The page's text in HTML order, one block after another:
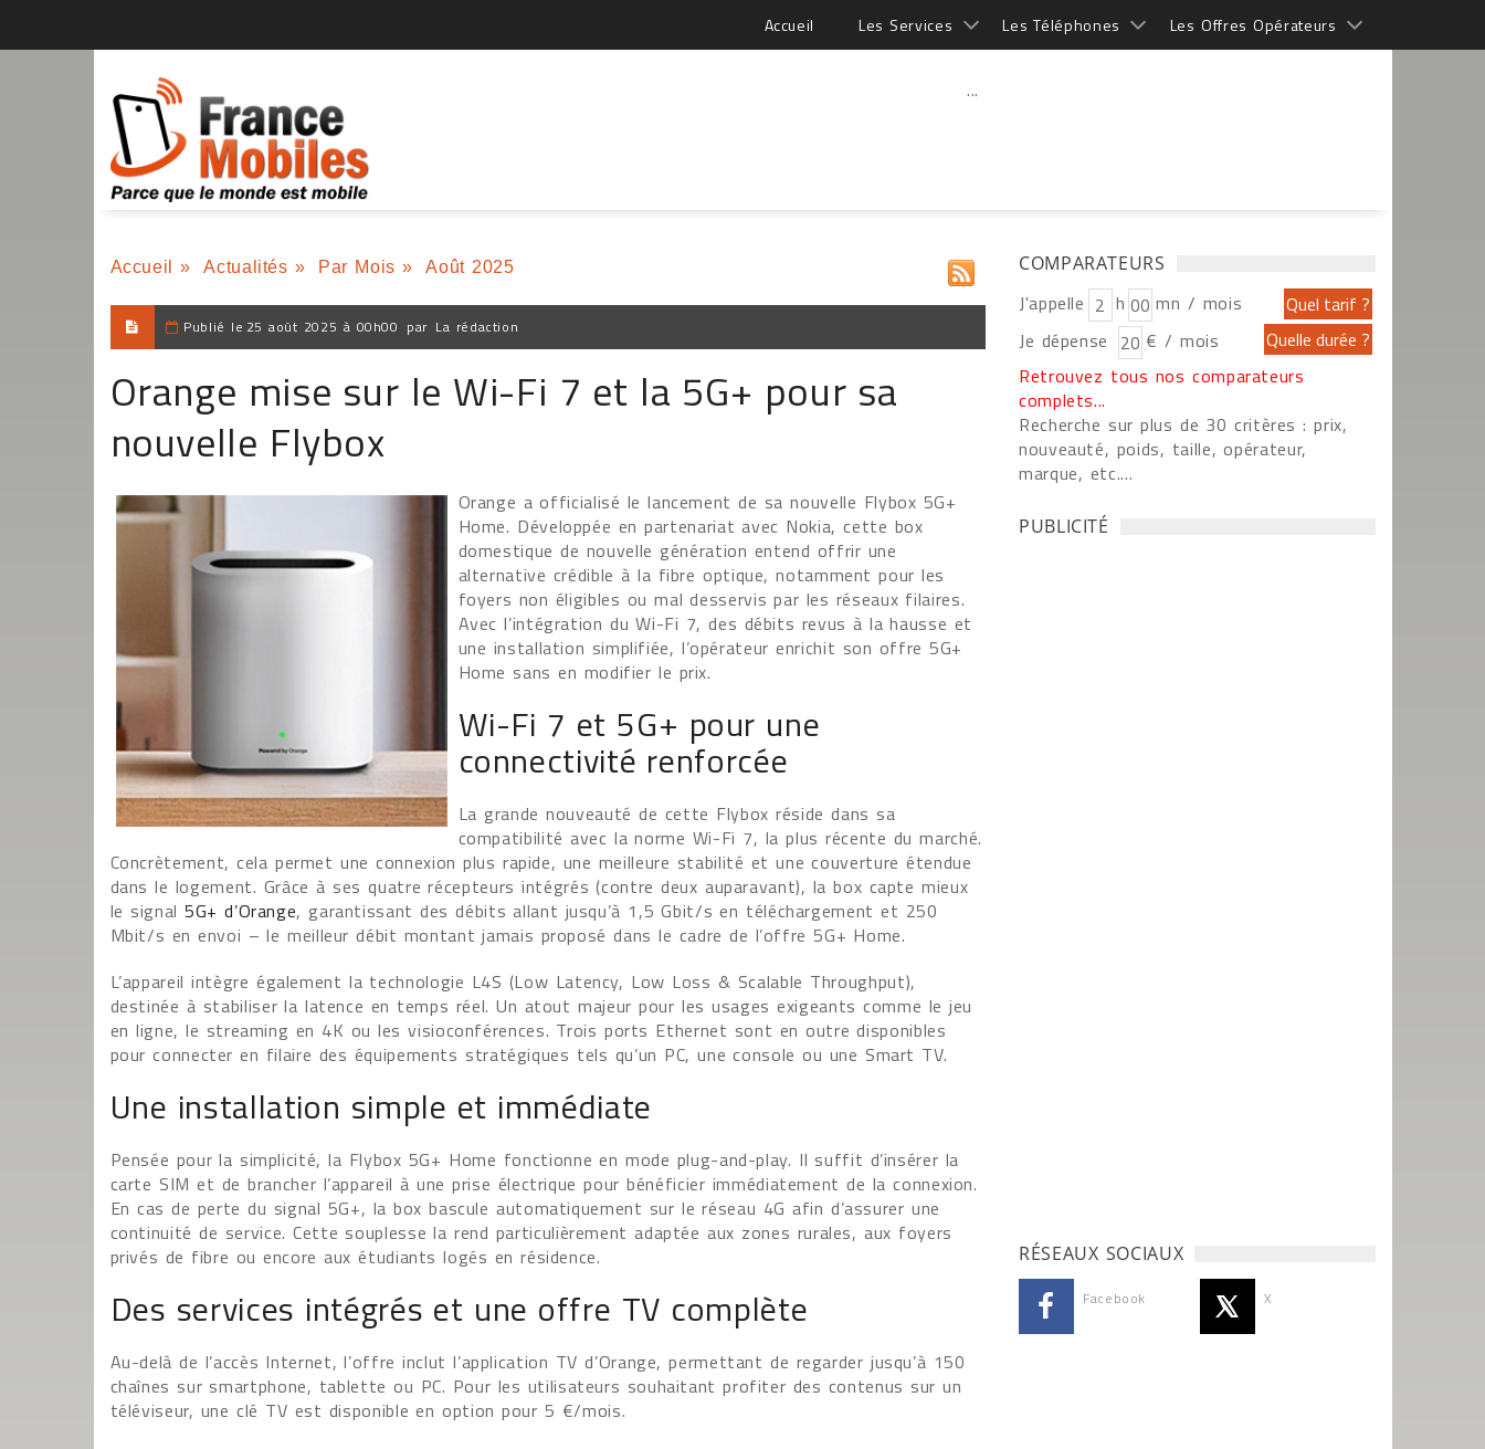
Accueil Les Services Les Téléphones Les Offres Opérateurs
...
Accueil » Actualités » Par Mois » Août 2025
Publié le 25 août 2025 à 00h00 par La rédaction
Orange mise sur le Wi-Fi 7 et la 5G+ pour sa
nouvelle Flybox
Orange a officialisé le lancement de sa nouvelle Flybox 5G+
Home. Développée en partenariat avec Nokia, cette box
domestique de nouvelle génération entend offrir une
alternative crédible à la fibre optique, notamment pour les
foyers non éligibles ou mal desservis par les réseaux filaires.
Avec l’intégration du Wi-Fi 7, des débits revus à la hausse et
une installation simplifiée, l’opérateur enrichit son offre 5G+
Home sans en modifier le prix.
Wi-Fi 7 et 5G+ pour une
connectivité renforcée
La grande nouveauté de cette Flybox réside dans sa
compatibilité avec la norme Wi-Fi 7, la plus récente du marché.
Concrètement, cela permet une connexion plus rapide, une meilleure stabilité et une couverture étendue
dans le logement. Grâce à ses quatre récepteurs intégrés (contre deux auparavant), la box capte mieux
le signal5G+ d’Orange, garantissant des débits allant jusqu’à 1,5 Gbit/s en téléchargement et 250
Mbit/s en envoi – le meilleur débit montant jamais proposé dans le cadre de l’offre 5G+ Home.
L’appareil intègre également la technologie L4S (Low Latency, Low Loss & Scalable Throughput),
destinée à stabiliser la latence en temps réel. Un atout majeur pour les usages exigeants comme le jeu
en ligne, le streaming en 4K ou les visioconférences. Trois ports Ethernet sont en outre disponibles
pour connecter en filaire des équipements stratégiques tels qu’un PC, une console ou une Smart TV.
Une installation simple et immédiate
Pensée pour la simplicité, la Flybox 5G+ Home fonctionne en mode plug-and-play. Il suffit d’insérer la
carte SIM et de brancher l’appareil à une prise électrique pour bénéficier immédiatement de la connexion.
En cas de perte du signal 5G+, la box bascule automatiquement sur le réseau 4G afin d’assurer une
continuité de service. Cette souplesse la rend particulièrement adaptée aux zones rurales, aux foyers
privés de fibre ou encore aux étudiants logés en résidence.
Des services intégrés et une offre TV complète
Au-delà de l’accès Internet, l’offre inclut l’application TV d’Orange, permettant de regarder jusqu’à 150
chaînes sur smartphone, tablette ou PC. Pour les utilisateurs souhaitant profiter des contenus sur un
téléviseur, une clé TV est disponible en option pour 5 €/mois.
COMPARATEURS
J'appelle h
mn / mois
Je dépense
€ / mois
Retrouvez tous nos comparateurs
complets...
Recherche sur plus de 30 critères : prix,
nouveauté, poids, taille, opérateur,
marque, etc....
PUBLICITÉ
RÉSEAUX SOCIAUX
Facebook X